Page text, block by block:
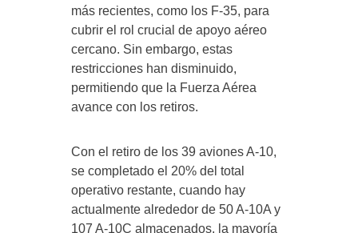
más recientes, como los F-35, para
cubrir el rol crucial de apoyo aéreo
cercano. Sin embargo, estas
restricciones han disminuido,
permitiendo que la Fuerza Aérea
avance con los retiros.
Con el retiro de los 39 aviones A-10,
se completado el 20% del total
operativo restante, cuando hay
actualmente alrededor de 50 A-10A y
107 A-10C almacenados, la mayoría